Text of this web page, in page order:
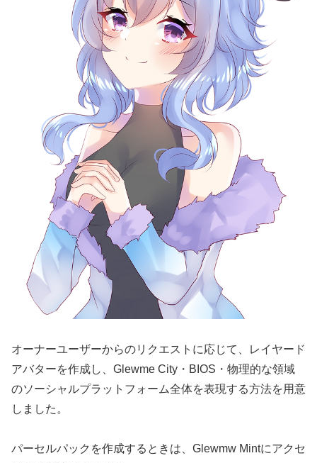
オーナーユーザーからのリクエストに応じて、レイヤード
アバターを作成し、Glewme City・BIOS・物理的な領域
のソーシャルプラットフォーム全体を表現する方法を用意
しました。
パーセルパックを作成するときは、Glewmw Mintにアクセ